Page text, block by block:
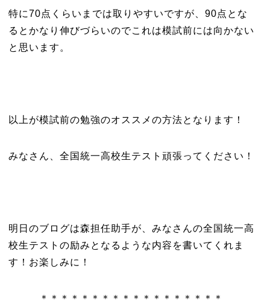
特に70点くらいまでは取りやすいですが、90点とな
るとかなり伸びづらいのでこれは模試前には向かない
と思います。
以上が模試前の勉強のオススメの方法となります！
みなさん、全国統一高校生テスト頑張ってください！
明日のブログは森担任助手が、みなさんの全国統一高
校生テストの励みとなるような内容を書いてくれま
す！お楽しみに！
＊＊＊＊＊＊＊＊＊＊＊＊＊＊＊＊＊＊